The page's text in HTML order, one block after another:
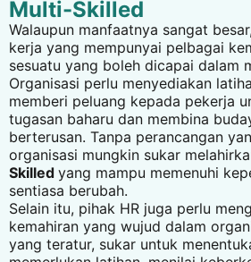
Multi-Skilled
Walaupun manfaatnya sangat
kerja yang mempunyai pelbagai
sesuatu yang boleh dicapai dalam
Organisasi perlu menyediakan
memberi peluang kepada pekerja
tugasan baharu dan membina
berterusan. Tanpa perancangan
organisasi mungkin sukar
Skilled yang mampu memenuhi
sentiasa berubah.
Selain itu, pihak HR juga perlu
kemahiran yang wujud dalam
yang teratur, sukar untuk